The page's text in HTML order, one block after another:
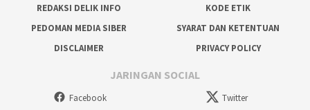
REDAKSI DELIK INFO
KODE ETIK
PEDOMAN MEDIA SIBER
SYARAT DAN KETENTUAN
DISCLAIMER
PRIVACY POLICY
JARINGAN SOCIAL
Facebook
Twitter